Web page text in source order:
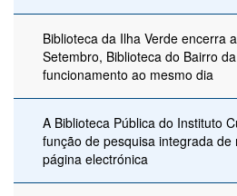
Biblioteca da Ilha Verde encerra
Setembro, Biblioteca do Bairro
funcionamento ao mesmo dia
A Biblioteca Pública do Instituto
função de pesquisa integrada de
página electrónica